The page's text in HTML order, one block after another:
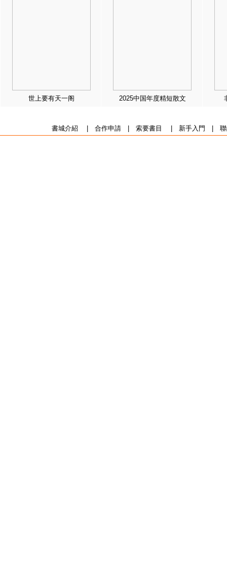
世上要有天一阁 2025中国年度精短散文
書城介紹 合作申請| 索要書目 新手入門